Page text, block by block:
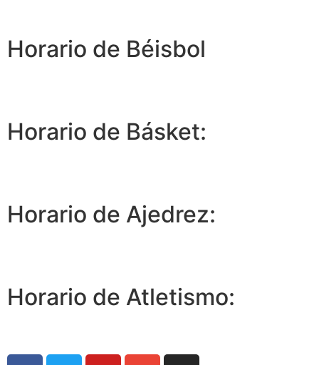
Horario de Béisbol
Horario de Básket:
Horario de Ajedrez:
Horario de Atletismo: